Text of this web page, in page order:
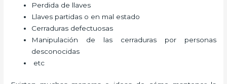
Perdida de llaves
Llaves partidas o en mal estado
Cerraduras defectuosas
Manipulación de las cerraduras por personas
desconocidas
etc